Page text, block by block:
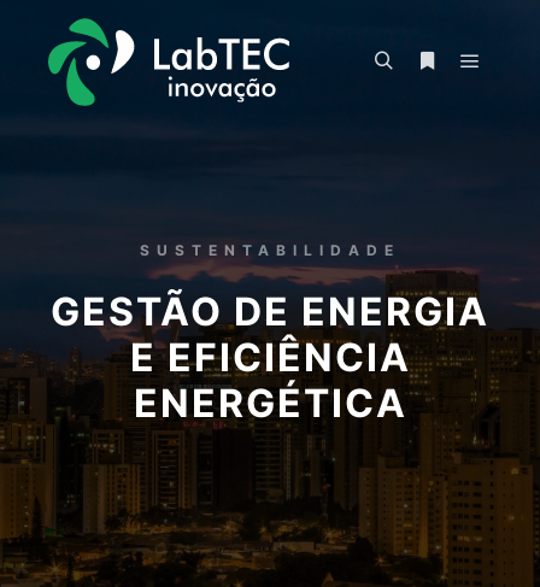
SUSTENTABILIDADE
GESTÃO DE ENERGIA
E EFICIÊNCIA
ENERGÉTICA